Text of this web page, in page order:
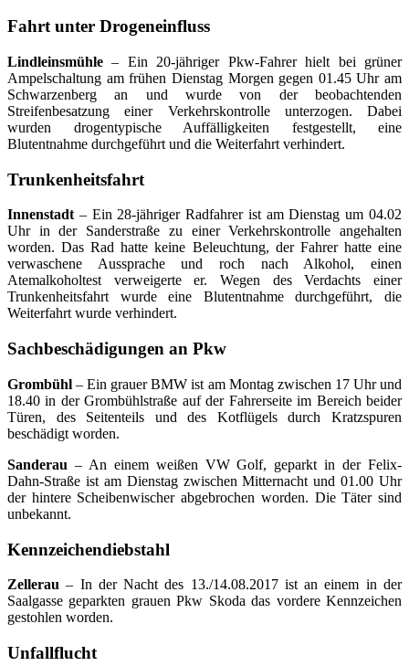
Fahrt unter Drogeneinfluss
Lindleinsmühle – Ein 20-jähriger Pkw-Fahrer hielt bei grüner
Ampelschaltung am frühen Dienstag Morgen gegen 01.45 Uhr am
Schwarzenberg an und wurde von der beobachtenden
Streifenbesatzung einer Verkehrskontrolle unterzogen. Dabei
wurden drogentypische Auffälligkeiten festgestellt, eine
Blutentnahme durchgeführt und die Weiterfahrt verhindert.
Trunkenheitsfahrt
Innenstadt– Ein 28-jähriger Radfahrer ist am Dienstag um 04.02
Uhr in der Sanderstraße zu einer Verkehrskontrolle angehalten
worden. Das Rad hatte keine Beleuchtung, der Fahrer hatte eine
verwaschene Aussprache und roch nach Alkohol, einen
Atemalkoholtest verweigerte er. Wegen des Verdachts einer
Trunkenheitsfahrt wurde eine Blutentnahme durchgeführt, die
Weiterfahrt wurde verhindert.
Sachbeschädigungen an Pkw
Grombühl – Ein grauer BMW ist am Montag zwischen 17 Uhr und
18.40 in der Grombühlstraße auf der Fahrerseite im Bereich beider
Türen, des Seitenteils und des Kotflügels durch Kratzspuren
beschädigt worden.
Sanderau – An einem weißen VW Golf, geparkt in der Felix-
Dahn-Straße ist am Dienstag zwischen Mitternacht und 01.00 Uhr
der hintere Scheibenwischer abgebrochen worden. Die Täter sind
unbekannt.
Kennzeichendiebstahl
Zellerau – In der Nacht des 13./14.08.2017 ist an einem in der
Saalgasse geparkten grauen Pkw Skoda das vordere Kennzeichen
gestohlen worden.
Unfallflucht